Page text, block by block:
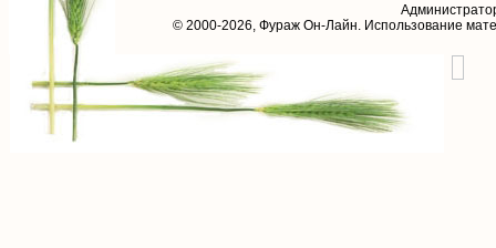
© 2000-2026, Фураж Он-Лайн. Использование